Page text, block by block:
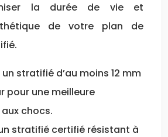
la durée de vie et
de votre plan de
stratifié d’au moins 12 mm
pour une meilleure
chocs.
stratifié certifié résistant à